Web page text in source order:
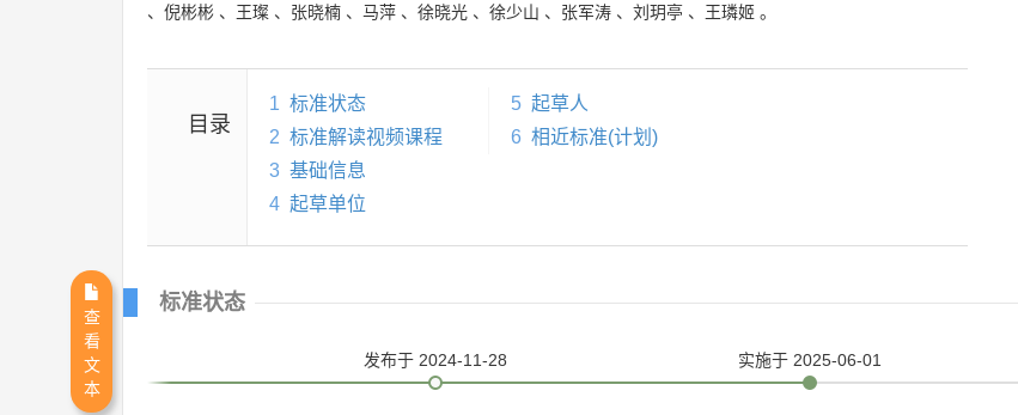
、 倪彬彬 、 王璨 、 张晓楠 、 马萍 、 徐晓光 、 徐少山 、 张军涛 、 刘玥亭 、 王璘姬 。
目录
1 标准状态
2 标准解读视频课程
3 基础信息
4 起草单位
5 起草人
6 相近标准(计划)
标准状态
发布于 2024-11-28 实施于 2025-06-01
查
看
文
本